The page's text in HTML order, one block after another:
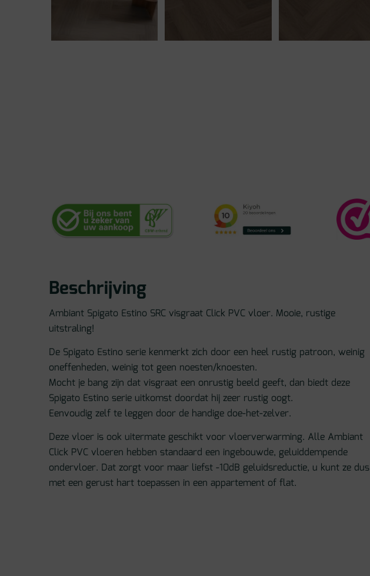
Beschrijving
Ambiant Spigato Estino SRC visgraat Click PVC vloer. Mooie, rustige
uitstraling!
De Spigato Estino serie kenmerkt zich door een heel rustig patroon, weinig
oneffenheden, weinig tot geen noesten/knoesten.
Mocht je bang zijn dat visgraat een onrustig beeld geeft, dan biedt deze
Spigato Estino serie uitkomst doordat hij zeer rustig oogt.
Eenvoudig zelf te leggen door de handige doe-het-zelver.
Deze vloer is ook uitermate geschikt voor vloerverwarming. Alle Ambiant
Click PVC vloeren hebben standaard een ingebouwde, geluiddempende
ondervloer. Dat zorgt voor maar liefst -10dB geluidsreductie, u kunt ze dus
met een gerust hart toepassen in een appartement of flat.